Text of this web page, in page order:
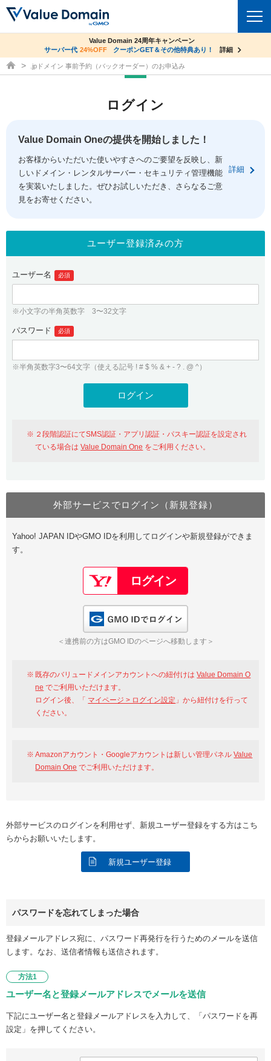
ドメイントップ
ドメイン移管
ドメイン価格一覧
ドメイン一括検索
.jpドメインオークション
gTLDオークション NEW!
.jpドメインバックオーダー
プレミアムドメイン
人気ドメインの種類
WHOIS検索
コアサーバー
バリューサーバー
XREA
セキュリティトップ
Value Domain ネットde診断
SSL証明書
サービストップ
お得意様割引
紹介制度
バリュードメインAPI
ドメイン・ホスティングOEM
facebook
ログイン
従来のバリュードメインをご利用希望の方
Value Domainにログイン
おすすめ One レンタルサーバーを含む最新の機能を使う方
Value Domain Oneにログイン
Google
GMO ID Amazon
※AmazonはValue Domain Oneのログイン画面へ遷移します
ユーザー登録
Value Domain Oneアカウント作成
以下でも登録可能
Google Yahoo!
GMO ID
co.jpドメイン✕コアサーバーV2ビジネス応援キャンペーン
サーバー料金1年間無料
詳細
Value Domain 24周年キャンペーン
サーバー代 24%OFF クーポンGET＆その他特典あり！ 詳細
ドメイン取得ならバリュードメイン
.jpドメイン 事前予約（バックオーダー）のお申込み
ログイン
Value Domain Oneの提供を開始しました！
お客様からいただいた使いやすさへのご要望を反映し、新
しいドメイン・レンタルサーバー・セキュリティ管理機能
を実装いたしました。ぜひお試しいただき、さらなるご意
見をお寄せください。
詳細
ユーザー登録済みの方
ユーザー名 必須
※小文字の半角英数字 3〜32文字
パスワード 必須
※半角英数字3〜64文字（使える記号 ! # $ % & + - ? . @ ^）
２段階認証にてSMS認証・アプリ認証・パスキー認証を設定され
ている場合はValue Domain One をご利用ください。
外部サービスでログイン（新規登録）
Yahoo! JAPAN IDやGMO IDを利用してログインや新規登録ができま
す。
＜連携前の方はGMO IDのページへ移動します＞
既存のバリュードメインアカウントへの紐付けはValue Domain O
ne でご利用いただけます。
ログイン後、「 マイページ > ログイン設定 」から紐付けを行って
ください。
Amazonアカウント・Googleアカウントは新しい管理パネルValue
Domain One でご利用いただけます。
外部サービスのログインを利用せず、新規ユーザー登録をする方はこち
らからお願いいたします。
新規ユーザー登録
パスワードを忘れてしまった場合
登録メールアドレス宛に、パスワード再発行を行うためのメールを送信
します。なお、送信者情報も送信されます。
方法1
ユーザー名と登録メールアドレスでメールを送信
下記にユーザー名と登録メールアドレスを入力して、「パスワードを再
設定」を押してください。